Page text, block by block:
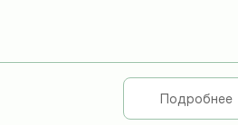
Подробнее